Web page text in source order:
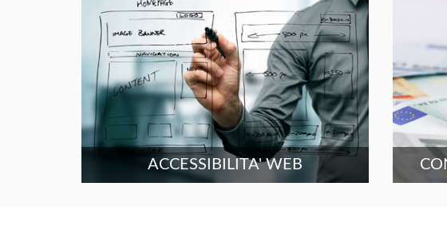
ACCESSIBILITA' WEB